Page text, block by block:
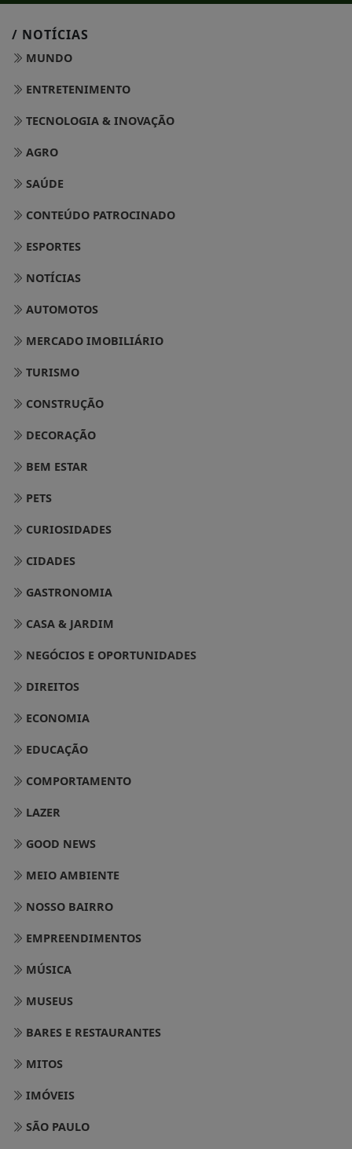
/ NOTÍCIAS
MUNDO
ENTRETENIMENTO
TECNOLOGIA & INOVAÇÃO
AGRO
SAÚDE
CONTEÚDO PATROCINADO
ESPORTES
NOTÍCIAS
AUTOMOTOS
MERCADO IMOBILIÁRIO
TURISMO
CONSTRUÇÃO
DECORAÇÃO
BEM ESTAR
PETS
CURIOSIDADES
CIDADES
GASTRONOMIA
CASA & JARDIM
NEGÓCIOS E OPORTUNIDADES
DIREITOS
ECONOMIA
EDUCAÇÃO
COMPORTAMENTO
LAZER
GOOD NEWS
MEIO AMBIENTE
NOSSO BAIRRO
EMPREENDIMENTOS
MÚSICA
MUSEUS
BARES E RESTAURANTES
MITOS
IMÓVEIS
SÃO PAULO